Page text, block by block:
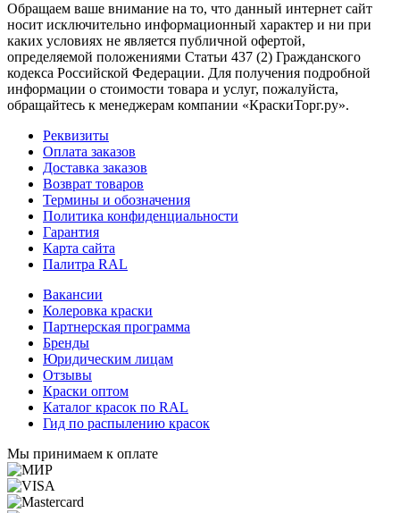
Обращаем ваше внимание на то, что данный интернет сайт
носит исключительно информационный характер и ни при
каких условиях не является публичной офертой,
определяемой положениями Статьи 437 (2) Гражданского
кодекса Российской Федерации. Для получения подробной
информации о стоимости товара и услуг, пожалуйста,
обращайтесь к менеджерам компании «КраскиТорг.ру».
Реквизиты
Оплата заказов
Доставка заказов
Возврат товаров
Термины и обозначения
Политика конфиденциальности
Гарантия
Карта сайта
Палитра RAL
Вакансии
Колеровка краски
Партнерская программа
Бренды
Юридическим лицам
Отзывы
Краски оптом
Каталог красок по RAL
Гид по распылению красок
Мы принимаем к оплате